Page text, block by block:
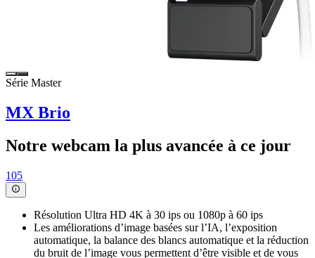
Série Master
MX Brio
Notre webcam la plus avancée à ce jour
105
Résolution Ultra HD 4K à 30 ips ou 1080p à 60 ips
Les améliorations d’image basées sur l’IA, l’exposition
automatique, la balance des blancs automatique et la réduction
du bruit de l’image vous permettent d’être visible et de vous